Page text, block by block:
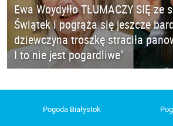
Ewa Woydyłło TŁUMACZY SIĘ ze
Świątek i pogrąża się jeszcze
dziewczyna troszkę straciła
I to nie jest pogardliwe"
Pogoda Białystok